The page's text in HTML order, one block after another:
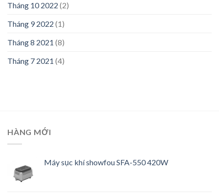
Tháng 10 2022 (2)
Tháng 9 2022 (1)
Tháng 8 2021 (8)
Tháng 7 2021 (4)
HÀNG MỚI
Máy sục khí showfou SFA-550 420W